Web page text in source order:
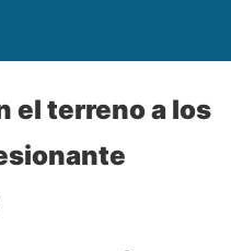
el terreno a los